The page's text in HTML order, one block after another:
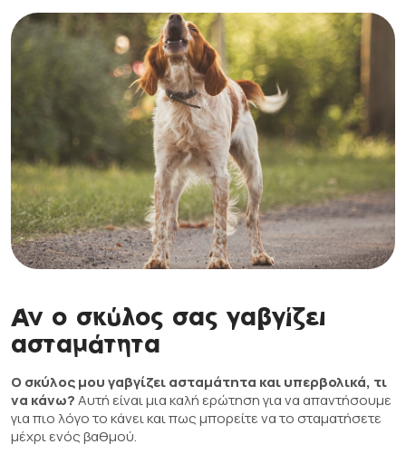
Αν ο σκύλος σας γαβγίζει
ασταμάτητα
Ο σκύλος μου γαβγίζει ασταμάτητα και υπερβολικά, τι
να κάνω?Αυτή είναι μια καλή ερώτηση για να απαντήσουμε
για πιο λόγο το κάνει και πως μπορείτε να το σταματήσετε
μέχρι ενός βαθμού.